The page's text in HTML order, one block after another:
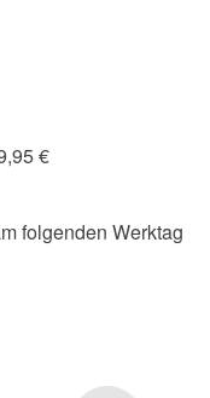
€
folgenden Werktag